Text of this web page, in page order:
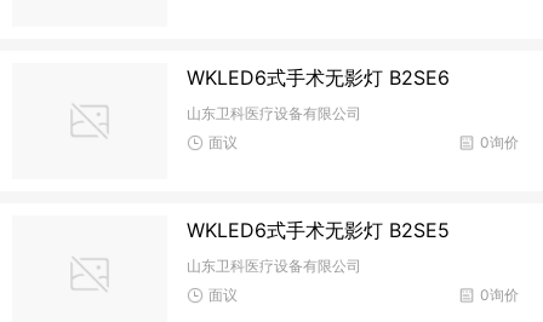
WKLED6式手术无影灯 B2SE6
山东卫科医疗设备有限公司
0询价
面议
WKLED6式手术无影灯 B2SE5
山东卫科医疗设备有限公司
0询价
面议